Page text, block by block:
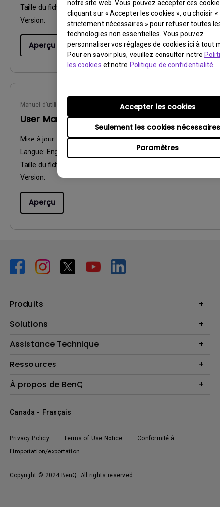
notre site web. Vous pouvez accepter ces
cliquant sur « Accepter les cookies », ou choisir «
strictement nécessaires » pour refuser toutes
technologies non essentielles. Vous pouvez
personnaliser vos réglages de cookies ici à tout
Pour en savoir plus, veuillez consulter notre
les cookies et notre Politique de confidentialité
Paramètres
Seulement les cookies nécessaires
Accepter les cookies
Taille du fichier:1.71 MB
Version:
Aperçu
Manuel d’utilisation
User Manual
Mise à jour:
2009/10/14
Langue: English
Taille du fichier:
Version:
Aperçu
Produits
Vidéoprojecteurs
Éclairage
Haut-parleur
Solutions
Business Display
Assistance Technique
Contactez-nous
Recycling
Ressources
Centre de connaissances
À propos de BenQ
Développement durable
Copyright © 2024 BenQ. All rights reserved.
Privacy Policy Terms of Use Notice
Conformité à
l'importation/exportation
Canada - Français